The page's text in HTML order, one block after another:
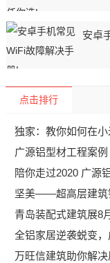
安卓
点击排行
独家：教你如何在
广源铝型材工程案
陪你走过2020 广源
坚美——超高层建筑
青岛装配式建筑展8
全铝家居逆袭蜕变
万旺信建筑助你解决